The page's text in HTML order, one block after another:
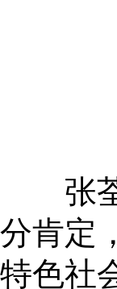
张荃
分肯定
特色社